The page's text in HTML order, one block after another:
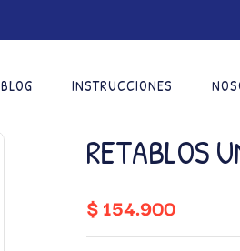
BLOG INSTRUCCIONES
RETABLOS
$154.900